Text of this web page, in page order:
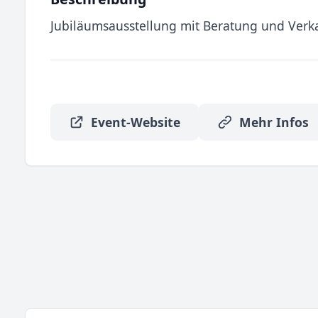
Jubiläumsausstellung mit Beratung und
Event-Website Mehr Infos